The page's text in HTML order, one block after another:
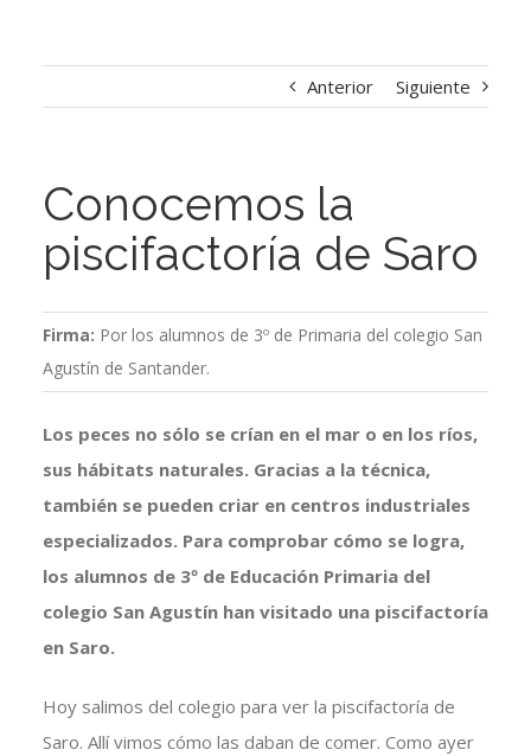
Anterior Siguiente
Conocemos la
piscifactoría de Saro
Firma: Por los alumnos de 3º de Primaria del colegio San
Agustín de Santander.
Los peces no sólo se crían en el mar o en los ríos,
sus hábitats naturales. Gracias a la técnica,
también se pueden criar en centros industriales
especializados. Para comprobar cómo se logra,
los alumnos de 3º de Educación Primaria del
colegio San Agustín han visitado una piscifactoría
en Saro.
Hoy salimos del colegio para ver la piscifactoría de
Saro. Allí vimos cómo las daban de comer. Como ayer